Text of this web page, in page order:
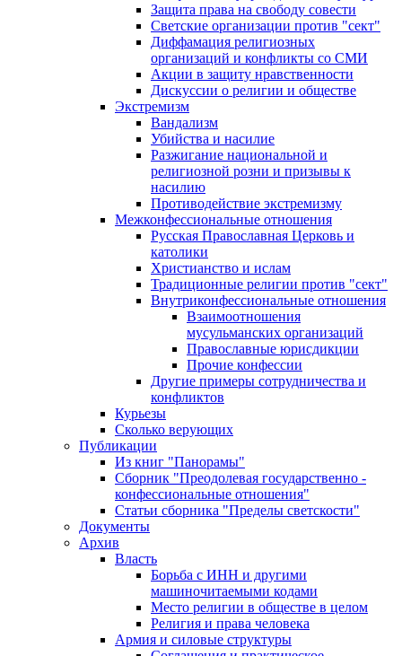
Защита права на свободу совести
Светские организации против "сект"
Диффамация религиозных
организаций и конфликты со СМИ
Акции в защиту нравственности
Дискуссии о религии и обществе
Экстремизм
Вандализм
Убийства и насилие
Разжигание национальной и
религиозной розни и призывы к
насилию
Противодействие экстремизму
Межконфессиональные отношения
Русская Православная Церковь и
католики
Христианство и ислам
Традиционные религии против "сект"
Внутриконфессиональные отношения
Взаимоотношения
мусульманских организаций
Православные юрисдикции
Прочие конфессии
Другие примеры сотрудничества и
конфликтов
Курьезы
Сколько верующих
Публикации
Из книг "Панорамы"
Сборник "Преодолевая государственно -
конфессиональные отношения"
Статьи сборника "Пределы светскости"
Документы
Архив
Власть
Борьба с ИНН и другими
машиночитаемыми кодами
Место религии в обществе в целом
Религия и права человека
Армия и силовые структуры